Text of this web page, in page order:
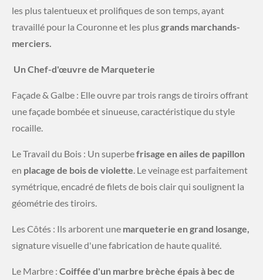
les plus talentueux et prolifiques de son temps, ayant
travaillé pour la Couronne et les plusgrands marchands-
merciers.
Un Chef-d'œuvre de Marqueterie
​Façade & Galbe : Elle ouvre par trois rangs de tiroirs offrant
une façade bombée et sinueuse, caractéristique du style
rocaille.
​Le Travail du Bois : Un superbefrisage en ailes de papillon
en placage de bois de violette . Le veinage est parfaitement
symétrique, encadré de filets de bois clair qui soulignent la
géométrie des tiroirs.
​Les Côtés : Ils arborent une marqueterie en grand losange,
signature visuelle d'une fabrication de haute qualité.
​Le Marbre : Coiffée d'un marbre brèche épais à bec de